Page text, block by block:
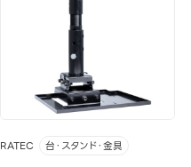
RATEC 台・スタンド・金具